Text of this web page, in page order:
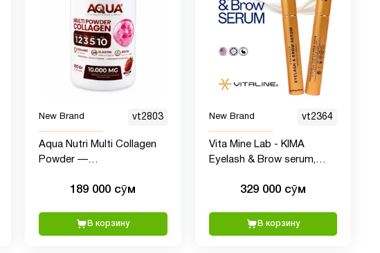
New Brand vt2803
Aqua Nutri Multi Collagen
Powder —
биотином, 10.000 мг , 360
189 000 сӯм
В корзину
New Brand vt2364
Vita Mine Lab - KIMA
Eyelash & Brow serum,
укрепления и роста
329 000 сӯм
В корзину